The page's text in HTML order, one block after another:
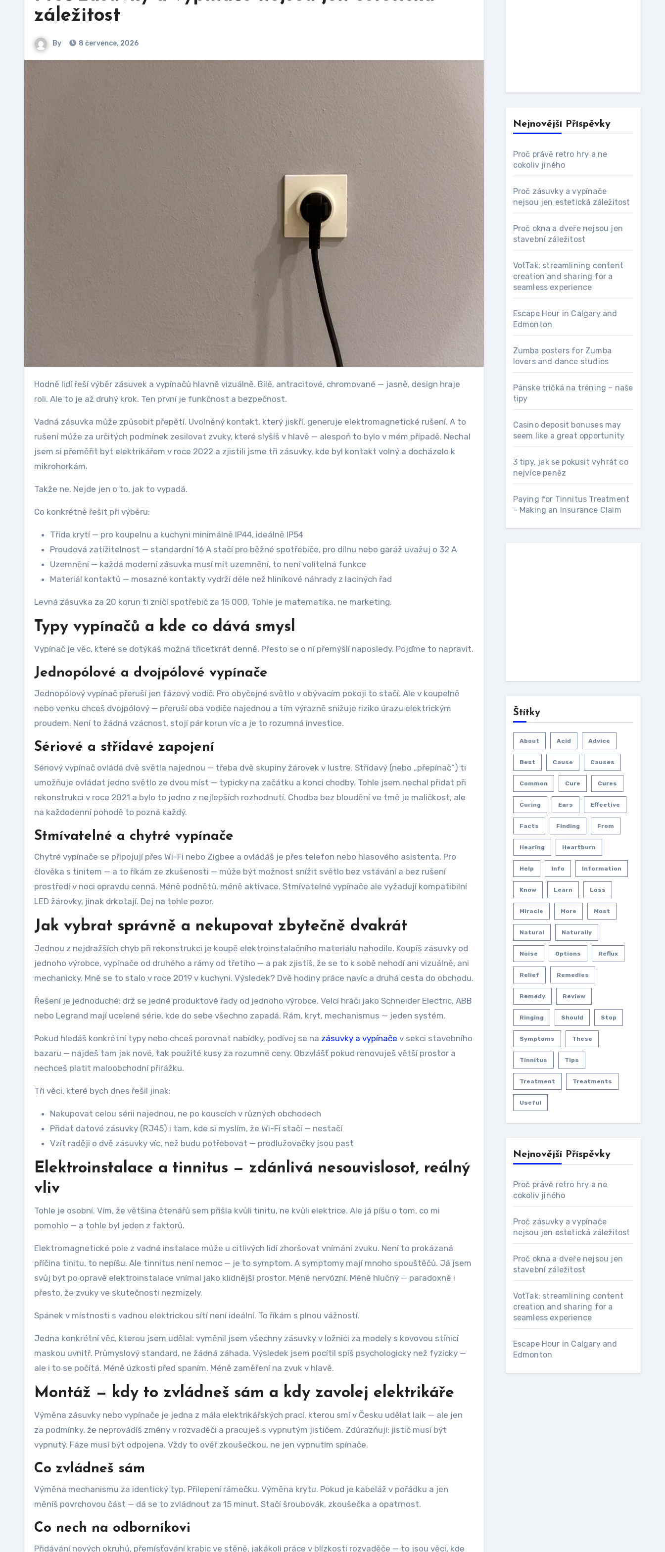
záležitost
By 8 července, 2026
Hodně lidí řeší výběr zásuvek a vypínačů hlavně vizuálně. Bílé, antracitové, chromované — jasně, design hraje
roli. Ale to je až druhý krok. Ten první je funkčnost a bezpečnost.
Vadná zásuvka může způsobit přepětí. Uvolněný kontakt, který jiskří, generuje elektromagnetické rušení. A to
rušení může za určitých podmínek zesilovat zvuky, které slyšíš v hlavě — alespoň to bylo v mém případě. Nechal
jsem si přeměřit byt elektrikářem v roce 2022 a zjistili jsme tři zásuvky, kde byl kontakt volný a docházelo k
mikrohorkám.
Takže ne. Nejde jen o to, jak to vypadá.
Co konkrétně řešit při výběru:
Třída krytí — pro koupelnu a kuchyni minimálně IP44, ideálně IP54
Proudová zatížitelnost — standardní 16 A stačí pro běžné spotřebiče, pro dílnu nebo garáž uvažuj o 32 A
Uzemnění — každá moderní zásuvka musí mít uzemnění, to není volitelná funkce
Materiál kontaktů — mosazné kontakty vydrží déle než hliníkové náhrady z laciných řad
Levná zásuvka za 20 korun ti zničí spotřebič za 15 000. Tohle je matematika, ne marketing.
Typy vypínačů a kde co dává smysl
Vypínač je věc, které se dotýkáš možná třicetkrát denně. Přesto se o ní přemýšlí naposledy. Pojďme to napravit.
Jednopólové a dvojpólové vypínače
Jednopólový vypínač přeruší jen fázový vodič. Pro obyčejné světlo v obývacím pokoji to stačí. Ale v koupelně
nebo venku chceš dvojpólový — přeruší oba vodiče najednou a tím výrazně snižuje riziko úrazu elektrickým
proudem. Není to žádná vzácnost, stojí pár korun víc a je to rozumná investice.
Sériové a střídavé zapojení
Sériový vypínač ovládá dvě světla najednou — třeba dvě skupiny žárovek v lustre. Střídavý (nebo „přepínač“) ti
umožňuje ovládat jedno světlo ze dvou míst — typicky na začátku a konci chodby. Tohle jsem nechal přidat při
rekonstrukci v roce 2021 a bylo to jedno z nejlepších rozhodnutí. Chodba bez bloudění ve tmě je maličkost, ale
na každodenní pohodě to pozná každý.
Stmívatelné a chytré vypínače
Chytré vypínače se připojují přes Wi-Fi nebo Zigbee a ovládáš je přes telefon nebo hlasového asistenta. Pro
člověka s tinitem — a to říkám ze zkušenosti — může být možnost snížit světlo bez vstávání a bez rušení
prostředí v noci opravdu cenná. Méně podnětů, méně aktivace. Stmívatelné vypínače ale vyžadují kompatibilní
LED žárovky, jinak drkotají. Dej na tohle pozor.
Jak vybrat správně a nekupovat zbytečně dvakrát
Jednou z nejdražších chyb při rekonstrukci je koupě elektroinstalačního materiálu nahodile. Koupíš zásuvky od
jednoho výrobce, vypínače od druhého a rámy od třetího — a pak zjistíš, že se to k sobě nehodí ani vizuálně, ani
mechanicky. Mně se to stalo v roce 2019 v kuchyni. Výsledek? Dvě hodiny práce navíc a druhá cesta do obchodu.
Řešení je jednoduché: drž se jedné produktové řady od jednoho výrobce. Velcí hráči jako Schneider Electric, ABB
nebo Legrand mají ucelené série, kde do sebe všechno zapadá. Rám, kryt, mechanismus — jeden systém.
Pokud hledáš konkrétní typy nebo chceš porovnat nabídky, podívej se na zásuvky a vypínače v sekci stavebního
bazaru — najdeš tam jak nové, tak použité kusy za rozumné ceny. Obzvlášť pokud renovuješ větší prostor a
nechceš platit maloobchodní přirážku.
Tři věci, které bych dnes řešil jinak:
Nakupovat celou sérii najednou, ne po kouscích v různých obchodech
Přidat datové zásuvky (RJ45) i tam, kde si myslím, že Wi-Fi stačí — nestačí
Vzít raději o dvě zásuvky víc, než budu potřebovat — prodlužovačky jsou past
Elektroinstalace a tinnitus — zdánlivá nesouvislosot, reálný
vliv
Tohle je osobní. Vím, že většina čtenářů sem přišla kvůli tinitu, ne kvůli elektrice. Ale já píšu o tom, co mi
pomohlo — a tohle byl jeden z faktorů.
Elektromagnetické pole z vadné instalace může u citlivých lidí zhoršovat vnímání zvuku. Není to prokázaná
příčina tinitu, to nepíšu. Ale tinnitus není nemoc — je to symptom. A symptomy mají mnoho spouštěčů. Já jsem
svůj byt po opravě elektroinstalace vnímal jako klidnější prostor. Méně nervózní. Méně hlučný — paradoxně i
přesto, že zvuky ve skutečnosti nezmizely.
Spánek v místnosti s vadnou elektrickou sítí není ideální. To říkám s plnou vážností.
Jedna konkrétní věc, kterou jsem udělal: vyměnil jsem všechny zásuvky v ložnici za modely s kovovou stínicí
maskou uvnitř. Průmyslový standard, ne žádná záhada. Výsledek jsem pocítil spíš psychologicky než fyzicky —
ale i to se počítá. Méně úzkosti před spaním. Méně zaměření na zvuk v hlavě.
Montáž — kdy to zvládneš sám a kdy zavolej elektrikáře
Výměna zásuvky nebo vypínače je jedna z mála elektrikářských prací, kterou smí v Česku udělat laik — ale jen
za podmínky, že neprovádíš změny v rozvaděči a pracuješ s vypnutým jističem. Zdůrazňuji: jistič musí být
vypnutý. Fáze musí být odpojena. Vždy to ověř zkoušečkou, ne jen vypnutím spínače.
Co zvládneš sám
Výměna mechanismu za identický typ. Přilepení rámečku. Výměna krytu. Pokud je kabeláž v pořádku a jen
měníš povrchovou část — dá se to zvládnout za 15 minut. Stačí šroubovák, zkoušečka a opatrnost.
Co nech na odborníkovi
Přidávání nových okruhů, přemísťování krabic ve stěně, jakákoli práce v blízkosti rozvaděče — to jsou věci, kde
Nejnovější Příspěvky
Proč právě retro hry a ne
cokoliv jiného
Proč zásuvky a vypínače
nejsou jen estetická záležitost
Proč okna a dveře nejsou jen
stavební záležitost
VotTak: streamlining content
creation and sharing for a
seamless experience
Escape Hour in Calgary and
Edmonton
Zumba posters for Zumba
lovers and dance studios
Pánske tričká na tréning – naše
tipy
Casino deposit bonuses may
seem like a great opportunity
3 tipy, jak se pokusit vyhrát co
nejvíce peněz
Paying for Tinnitus Treatment
– Making an Insurance Claim
Štítky
About Acid Advice
Best Cause Causes
Common Cure Cures
Curing Ears Effective
Facts Finding From
Hearing Heartburn
Help Info Information
Know Learn Loss
Miracle More Most
Natural Naturally
Noise Options Reflux
Relief Remedies
Remedy Review
Ringing Should Stop
Symptoms These
Tinnitus Tips
Treatment Treatments
Useful
Nejnovější Příspěvky
Proč právě retro hry a ne
cokoliv jiného
Proč zásuvky a vypínače
nejsou jen estetická záležitost
Proč okna a dveře nejsou jen
stavební záležitost
VotTak: streamlining content
creation and sharing for a
seamless experience
Escape Hour in Calgary and
Edmonton